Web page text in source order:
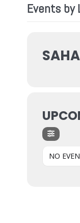
Events by
NO